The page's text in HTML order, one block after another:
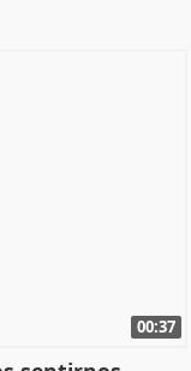
00:37